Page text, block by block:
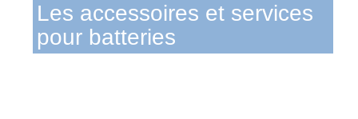
Les accessoires et services
pour batteries